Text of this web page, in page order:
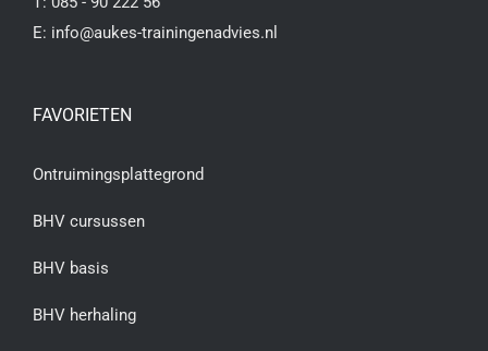
E: info@aukes-trainingenadvies.nl
FAVORIETEN
Ontruimingsplattegrond
BHV cursussen
BHV basis
BHV herhaling